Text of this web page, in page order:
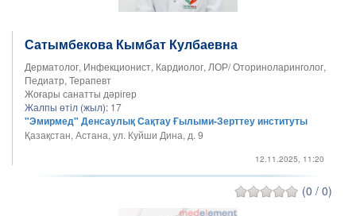
Сатымбекова Кымбат Кулбаевна
Дерматолог, Инфекционист, Кардиолог, ЛОР/ Оториноларинголог,
Педиатр, Терапевт
Жоғары санатты дәрігер
Жалпы өтіл (жыл): 17
"Эмирмед" Денсаулық Сақтау Ғылыми-Зерттеу институты
Қазақстан, Астана, ул. Куйши Дина, д. 9
12.11.2025, 11:20
(0 / 0)